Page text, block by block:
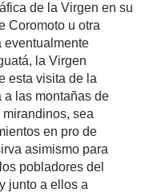
de la Virgen en su
Coromoto u otra
eventualmente
la Virgen
esta visita de la
las montañas de
sea
en pro de
asimismo para
pobladores del
junto a ellos a